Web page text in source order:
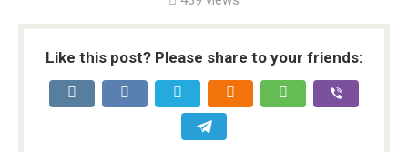
Like this post? Please share to your friends: